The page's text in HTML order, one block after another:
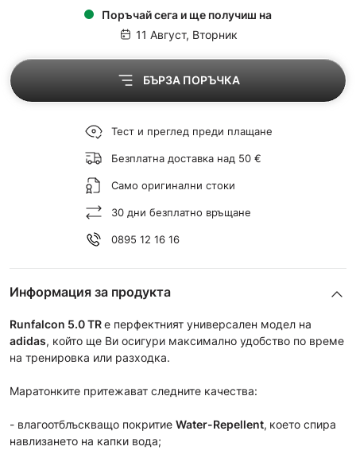
Поръчай сега и ще получиш на
11 Август, Вторник
БЪРЗА ПОРЪЧКА
Тест и преглед преди плащане
Безплатна доставка над 50 €
Само оригинални стоки
30 дни безплатно връщане
0895 12 16 16
Информация за продукта
Runfalcon 5.0TRe перфектният универсален модел на
adidas, който ще Ви осигури максимално удобство по време
на тренировка или разходка.
Маратонките притежават следните качества:
- влагоотблъскващо покритие Water-Repellent, което спира
навлизането на капки вода;